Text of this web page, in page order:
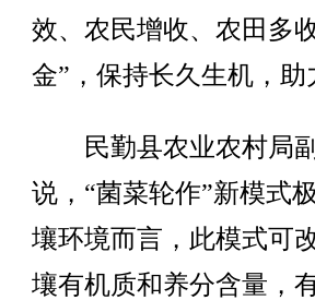
效、农民增收、农田多
金”，保持长久生机，助
民勤县农业农村局副
说，“菌菜轮作”新模式
壤环境而言，此模式可
壤有机质和养分含量，